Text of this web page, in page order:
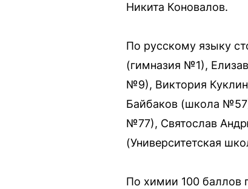
Никита Коновалов.
По русскому языку
(гимназия №1),
№9), Виктория
Байбаков (школа
№77), Святослав
(Университетская
По химии 100